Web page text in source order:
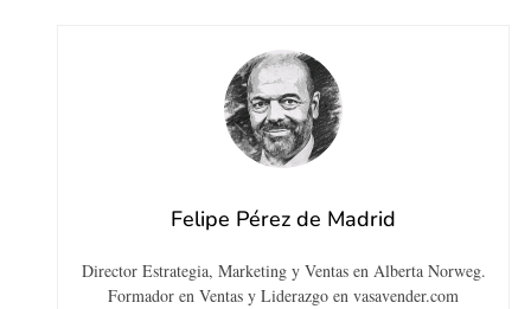
Felipe Pérez de Madrid
Director Estrategia, Marketing y Ventas en Alberta Norweg.
Formador en Ventas y Liderazgo en vasavender.com